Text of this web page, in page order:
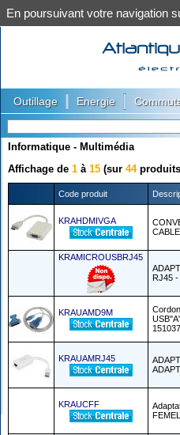
Outillage Energie
Informatique - Multimédia
Affichage de 1 à 15 (sur 44
Code produit
KRAHDMIVGA
KRAMICROUSBRJ45
RJ45 -
KRAUAMD9M
KRAUAMRJ45
KRAUCFF
En poursuivant votre